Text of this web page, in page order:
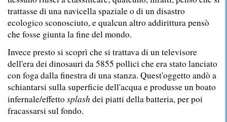
trattasse di una navicella spaziale o di un disastro
ecologico sconosciuto, e qualcun altro addirittura pensò
che fosse giunta la fine del mondo.
Invece presto si scoprì che si trattava di un televisore
dell'era dei dinosauri da 5855 pollici che era stato lanciato
con foga dalla finestra di una stanza. Quest'oggetto andò a
schiantarsi sulla superficie dell'acqua e produsse un boato
infernale/effetto splash dei piatti della batteria, per poi
fracassarsi sul fondo.